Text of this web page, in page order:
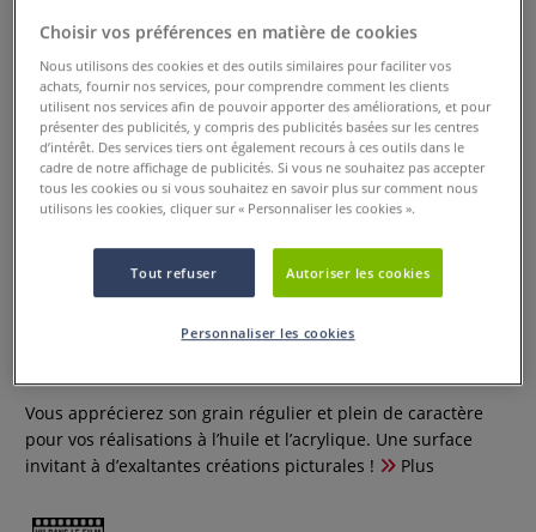
Toile coton enduite I Love Art
Vous apprécierez son grain régulier et plein de caractère
pour vos réalisations à l’huile et l’acrylique. Une surface
invitant à d’exaltantes créations picturales !
Plus
Choisir vos préférences en matière de cookies
Nous utilisons des cookies et des outils similaires pour faciliter vos
achats, fournir nos services, pour comprendre comment les clients
utilisent nos services afin de pouvoir apporter des améliorations, et pour
présenter des publicités, y compris des publicités basées sur les centres
d’intérêt. Des services tiers ont également recours à ces outils dans le
cadre de notre affichage de publicités. Si vous ne souhaitez pas accepter
tous les cookies ou si vous souhaitez en savoir plus sur comment nous
utilisons les cookies, cliquer sur « Personnaliser les cookies ».
Tout refuser Autoriser les cookies
Personnaliser les cookies